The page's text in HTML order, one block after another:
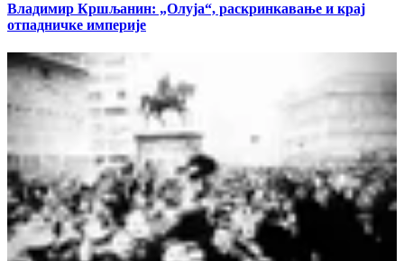
Владимир Кршљанин: „Олуја“, раскринкавање и крај
отпадничке империје